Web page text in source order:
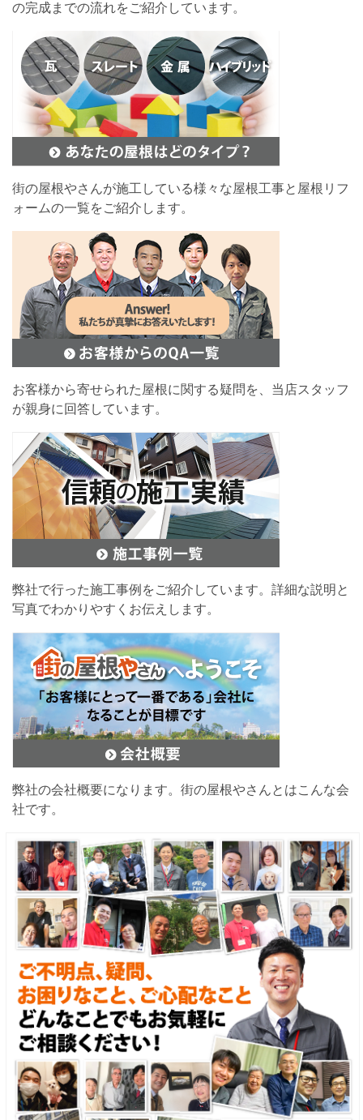
の完成までの流れをご紹介しています。
街の屋根やさんが施工している様々な屋根工事と屋根リフ
ォームの一覧をご紹介します。
お客様から寄せられた屋根に関する疑問を、当店スタッフ
が親身に回答しています。
弊社で行った施工事例をご紹介しています。詳細な説明と
写真でわかりやすくお伝えします。
弊社の会社概要になります。街の屋根やさんとはこんな会
社です。